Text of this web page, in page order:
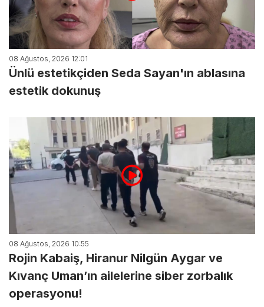
08 Ağustos, 2026 12:01
Ünlü estetikçiden Seda Sayan'ın ablasına
estetik dokunuş
08 Ağustos, 2026 10:55
Rojin Kabaiş, Hiranur Nilgün Aygar ve
Kıvanç Uman’ın ailelerine siber zorbalık
operasyonu!